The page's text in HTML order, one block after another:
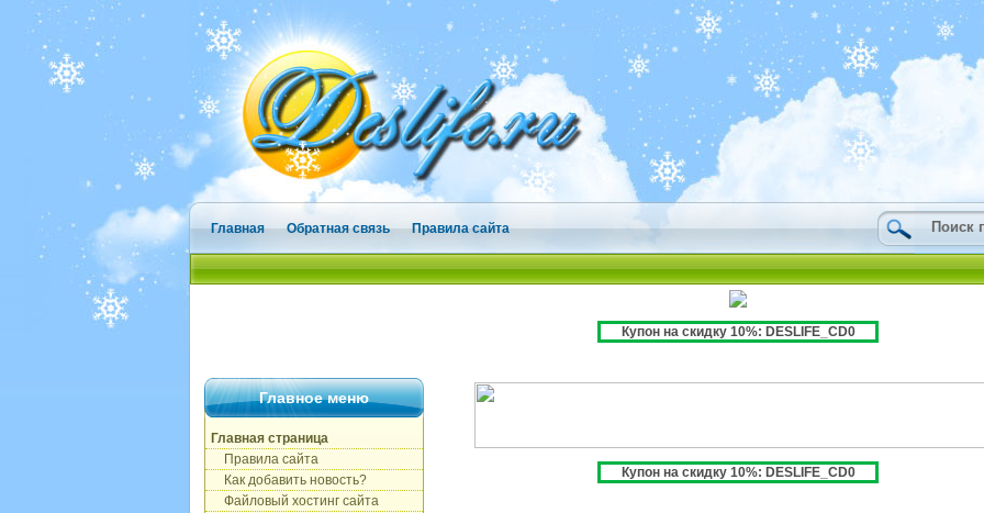
Главная Обратная связь Правила сайта
Купон на скидку 10%: DESLIFE_CD0
Главное меню
Главная страница
Правила сайта
Как добавить новость?
Файловый хостинг сайта
Купон на скидку 10%: DESLIFE_CD0